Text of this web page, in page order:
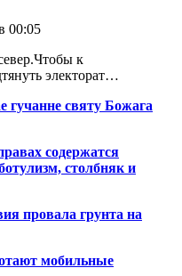
00:05
к
электорат…
гучанне святу Божага
содержатся
столбняк и
провала грунта на
мобильные